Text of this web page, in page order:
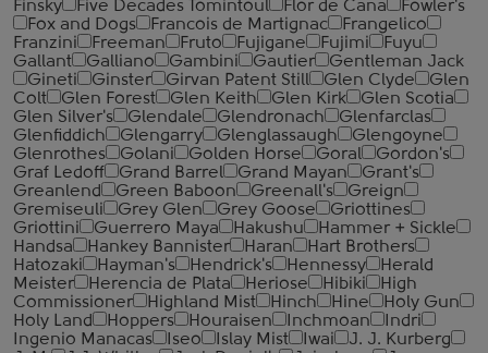
Finsky
Five Decades Tomintoul Flor de Cana
Fowler's
Fox and Dogs
Francois de Martignac
Frangelico
Franzini
Freeman Fruto Fujigane Fujimi
Fuyu
Gallant
Galliano Gambini Gautier
Gentleman Jack
Gineti
Ginster Girvan Patent Still Glen Clyde
Glen
Colt
Glen Forest Glen Keith Glen Kirk
Glen Scotia
Glen Silver's
Glendale Glendronach
Glenfarclas
Glenfiddich
Glengarry Glenglassaugh
Glengoyne
Glenrothes
Golani Golden Horse Goral
Gordon's
Graf Ledoff
Grand Barrel Grand Mayan
Grant's
Greanlend
Green Baboon Greenall's
Greign
Gremiseuli
Grey Glen Grey Goose
Griottines
Griottini
Guerrero Maya Hakushu
Hammer + Sickle
Handsa
Hankey Bannister Haran
Hart Brothers
Hatozaki
Hayman's Hendrick's Hennessy
Herald
Meister
Herencia de Plata Heriose Hibiki
High
Commissioner
Highland Mist Hinch Hine
Holy Gun
Holy Land
Hoppers Houraisen Inchmoan
Indri
Ingenio Manacas
Iseo Islay Mist Iwai
J. J. Kurberg